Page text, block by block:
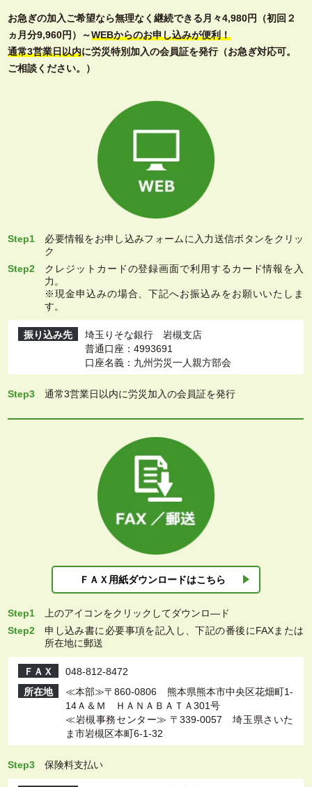
お急ぎの加入ご希望なら無理なく継続できる月々4,980円（初回２
ヵ月分9,960円）～WEBからのお申し込みが便利！
通常3営業日以内に労災特別加入の会員証を発行（お急ぎ対応可。
ご相談ください。）
Step1
必要情報をお申し込みフォームに入力送信ボタンをクリッ
ク
Step2
クレジットカードの登録画面で利用するカード情報を入
力。
※現金申込みの場合、下記へお振込みをお願いいたしま
す。
振り込み先
埼玉りそな銀行 岩槻支店
普通口座：4993691
口座名義：九州労災一人親方部会
Step3 通常3営業日以内に労災加入の会員証を発行
ＦＡＸ用紙ダウンロードはこちら
Step1 上のアイコンをクリックしてダウンロ―ド
Step2
申し込み書に必要事項を記入し、下記の番後にFAXまたは
所在地に郵送
ＦＡＸ
048-812-8472
所在地
≪本部≫〒860-0806 熊本県熊本市中央区花畑町1-
14Ａ＆Ｍ ＨＡＮＡＢＡＴＡ301号
≪岩槻事務センター≫ 〒339-0057 埼玉県さいた
ま市岩槻区本町6-1-32
Step3 保険料支払い